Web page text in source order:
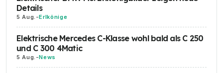
Details
5 Aug. -Erlkönige
Elektrische Mercedes C-Klasse wohl bald als C 250
und C 300 4Matic
5 Aug. -News